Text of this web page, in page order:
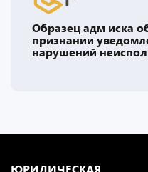
Образец адм иска
признании
нарушений